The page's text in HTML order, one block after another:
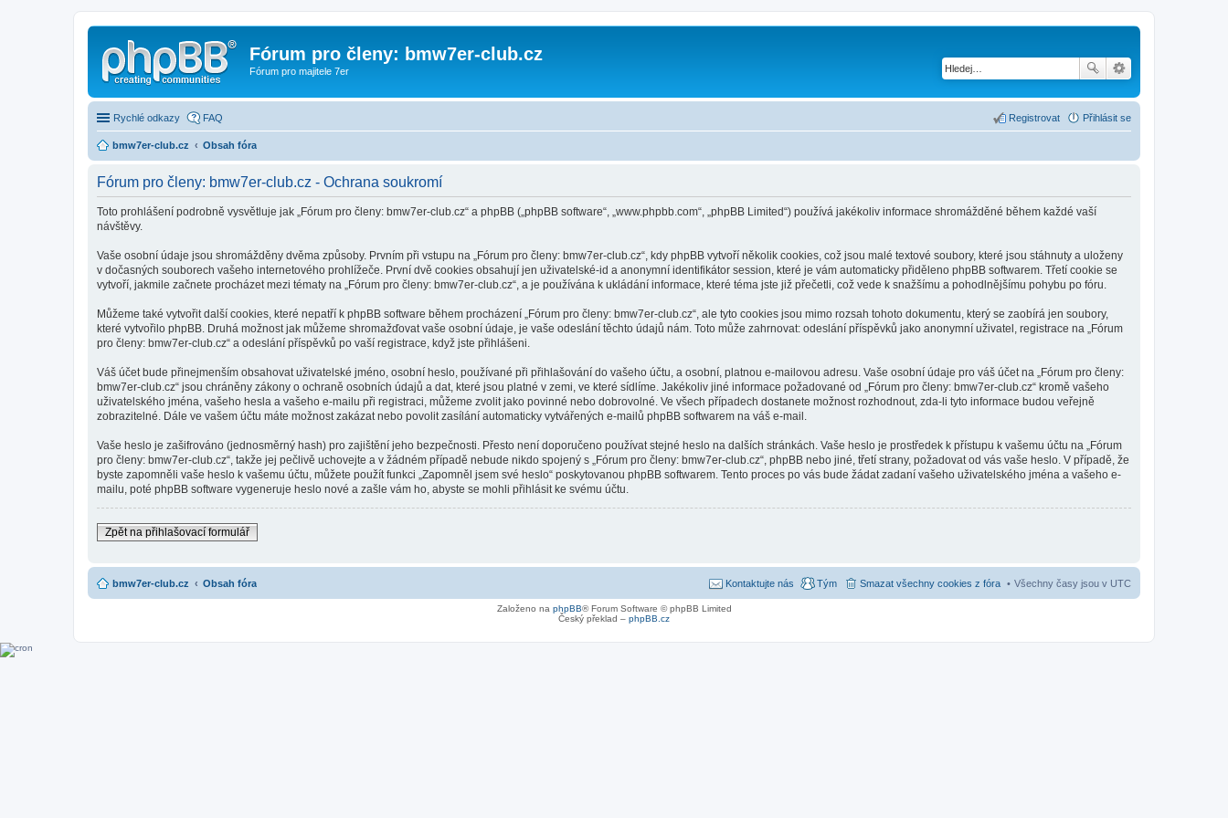
Fórum pro členy: bmw7er-club.cz
Fórum pro majitele 7er
Rychlé odkazy FAQ Přihlásit se
Registrovat
bmw7er-club.cz Obsah fóra
Fórum pro členy: bmw7er-club.cz - Ochrana soukromí
Toto prohlášení podrobně vysvětluje jak „Fórum pro členy: bmw7er-club.cz“ a phpBB („phpBB software“, „www.phpbb.com“, „phpBB Limited“) používá jakékoliv informace shromážděné během každé vaší
návštěvy.
Vaše osobní údaje jsou shromážděny dvěma způsoby. Prvním při vstupu na „Fórum pro členy: bmw7er-club.cz“, kdy phpBB vytvoří několik cookies, což jsou malé textové soubory, které jsou stáhnuty a uloženy
v dočasných souborech vašeho internetového prohlížeče. První dvě cookies obsahují jen uživatelské-id a anonymní identifikátor session, které je vám automaticky přiděleno phpBB softwarem. Třetí cookie se
vytvoří, jakmile začnete procházet mezi tématy na „Fórum pro členy: bmw7er-club.cz“, a je používána k ukládání informace, které téma jste již přečetli, což vede k snažšímu a pohodlnějšímu pohybu po fóru.
Můžeme také vytvořit další cookies, které nepatří k phpBB software během procházení „Fórum pro členy: bmw7er-club.cz“, ale tyto cookies jsou mimo rozsah tohoto dokumentu, který se zaobírá jen soubory,
které vytvořilo phpBB. Druhá možnost jak můžeme shromažďovat vaše osobní údaje, je vaše odeslání těchto údajů nám. Toto může zahrnovat: odeslání příspěvků jako anonymní uživatel, registrace na „Fórum
pro členy: bmw7er-club.cz“ a odeslání příspěvků po vaší registrace, když jste přihlášeni.
Váš účet bude přinejmenším obsahovat uživatelské jméno, osobní heslo, používané při přihlašování do vašeho účtu, a osobní, platnou e-mailovou adresu. Vaše osobní údaje pro váš účet na „Fórum pro členy:
bmw7er-club.cz“ jsou chráněny zákony o ochraně osobních údajů a dat, které jsou platné v zemi, ve které sídlíme. Jakékoliv jiné informace požadované od „Fórum pro členy: bmw7er-club.cz“ kromě vašeho
uživatelského jména, vašeho hesla a vašeho e-mailu při registraci, můžeme zvolit jako povinné nebo dobrovolné. Ve všech případech dostanete možnost rozhodnout, zda-li tyto informace budou veřejně
zobrazitelné. Dále ve vašem účtu máte možnost zakázat nebo povolit zasílání automaticky vytvářených e-mailů phpBB softwarem na váš e-mail.
Vaše heslo je zašifrováno (jednosměrný hash) pro zajištění jeho bezpečnosti. Přesto není doporučeno používat stejné heslo na dalších stránkách. Vaše heslo je prostředek k přístupu k vašemu účtu na „Fórum
pro členy: bmw7er-club.cz“, takže jej pečlivě uchovejte a v žádném případě nebude nikdo spojený s „Fórum pro členy: bmw7er-club.cz“, phpBB nebo jiné, třetí strany, požadovat od vás vaše heslo. V případě, že
byste zapomněli vaše heslo k vašemu účtu, můžete použít funkci „Zapomněl jsem své heslo“ poskytovanou phpBB softwarem. Tento proces po vás bude žádat zadaní vašeho uživatelského jména a vašeho e-
mailu, poté phpBB software vygeneruje heslo nové a zašle vám ho, abyste se mohli přihlásit ke svému účtu.
Zpět na přihlašovací formulář
bmw7er-club.cz Obsah fóra Všechny časy jsou v UTC
Smazat všechny cookies z fóra
Tým
Kontaktujte nás
Založeno na phpBB® Forum Software © phpBB Limited
Český překlad – phpBB.cz